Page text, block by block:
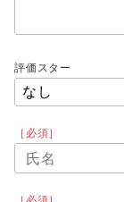
評価スター
［必須］